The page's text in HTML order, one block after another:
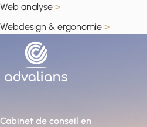
Web analyse >
Webdesign & ergonomie >
Cabinet de conseil en